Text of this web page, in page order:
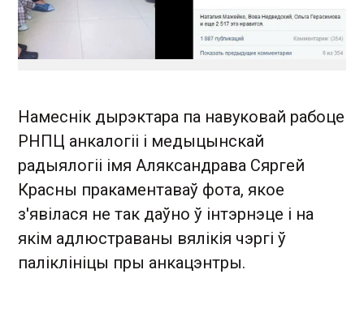
Намеснік дырэктара па навуковай рабоце
РНПЦ анкалогіі і медыцынскай
радыялогіі імя Аляксандрава Сяргей
Красны пракаментаваў фота, якое
з'явілася не так даўно ў інтэрнэце і на
якім адлюстраваны вялікія чэргі ў
паліклініцы пры анкацэнтры.